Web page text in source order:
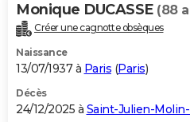
Monique DUCASSE (88
Créer une cagnotte obsèques
Naissance
13/07/1937 à Paris (Paris)
Décès
24/12/2025 à Saint-Julien-